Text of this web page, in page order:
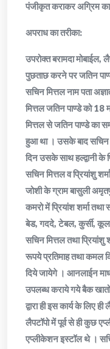
पंजीकृत कराकर अग्रिम
अपराध का तरीका:
उपरोक्त बरामदा
पुछताछ करने पर जतिन
सचिन मित्तल नाम पता
मित्तल जतिन पाण्डे को 18
मित्तल से जतिन पाण्डे का
हुआ था । उसके बाद सचिन
दिन उसके साथ हल्द्वानी के
सचिन मित्तल व प्रियांशु
जोशी के ग्राम बासुली
कमरो में प्रियांश शर्मा तथा
बेड, गददे, टेबल, कुर्सी,
सचिन मित्तल तथा प्रियांशु
रूपये प्रतिमाह तथा कमल
दिये जायेगे । आनलाईन
उपलब्ध कराये गये बैक
द्वारा ही इस कार्य के लिए
लैपटॉपो में पूर्व से ही कुछ
एप्लीकेशन इस्टॉल थे ।